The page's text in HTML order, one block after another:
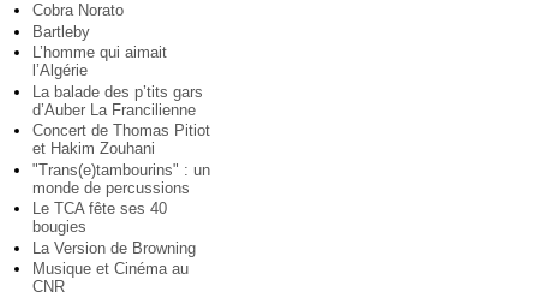
Cobra Norato
Bartleby
L’homme qui aimait
l’Algérie
La balade des p’tits gars
d’Auber La Francilienne
Concert de Thomas Pitiot
et Hakim Zouhani
"Trans(e)tambourins" : un
monde de percussions
Le TCA fête ses 40
bougies
La Version de Browning
Musique et Cinéma au
CNR